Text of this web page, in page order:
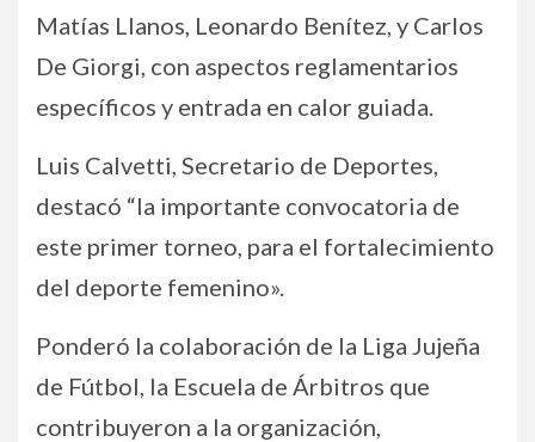
Matías Llanos, Leonardo Benítez, y Carlos
De Giorgi, con aspectos reglamentarios
específicos y entrada en calor guiada.
Luis Calvetti, Secretario de Deportes,
destacó “la importante convocatoria de
este primer torneo, para el fortalecimiento
del deporte femenino».
Ponderó la colaboración de la Liga Jujeña
de Fútbol, la Escuela de Árbitros que
contribuyeron a la organización,